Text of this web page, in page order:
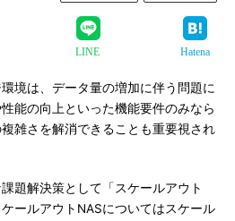
LINE Hatena
境は、データ量の増加に伴う問題に
能の向上といった機能要件のみなら
雑さを解消できることも重要視され
題解決策として「スケールアウト
ールアウトNASについてはスケール